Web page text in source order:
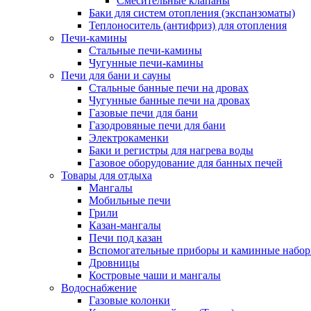
Баки для систем отопления (экспанзоматы)
Теплоноситель (антифриз) для отопления
Печи-камины
Стальные печи-камины
Чугунные печи-камины
Печи для бани и сауны
Стальные банные печи на дровах
Чугунные банные печи на дровах
Газовые печи для бани
Газодровяные печи для бани
Электрокаменки
Баки и регистры для нагрева воды
Газовое оборудование для банных печей
Товары для отдыха
Мангалы
Мобильные печи
Грили
Казан-мангалы
Печи под казан
Вспомогательные приборы и каминные
Дровницы
Костровые чаши и мангалы
Водоснабжение
Газовые колонки